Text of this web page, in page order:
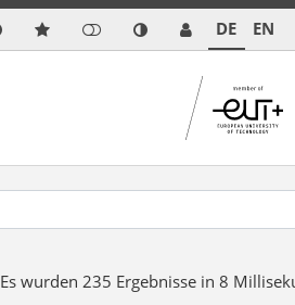
DE EN
Es wurden 235 Ergebnisse in 8